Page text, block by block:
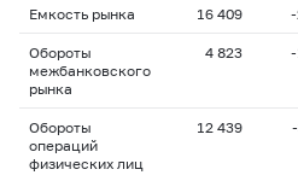
Емкость рынка 16 409
Обороты
межбанковского
рынка
4 823
Обороты
операций
физических лиц
12 439